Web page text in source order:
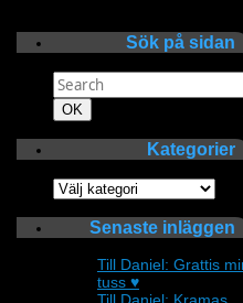
Sök på sidan
Search
for:
Search
OK
Kategorier
Kategorier
Senaste inläggen
Till Daniel: Grattis
tuss ♥